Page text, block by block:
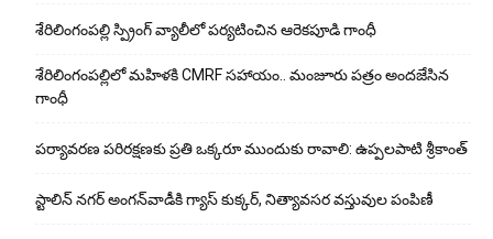
శేరిలింగంపల్లి స్ప్రింగ్ వ్యాలీలో పర్యటించిన ఆరెకపూడి గాంధీ
శేరిలింగంపల్లిలో మ‌హిళ‌కి CMRF స‌హాయం.. మంజూరు పత్రం అందజేసిన
గాంధీ
పర్యావరణ పరిరక్షణకు ప్రతి ఒక్కరూ ముందుకు రావాలి: ఉప్పలపాటి శ్రీకాంత్
స్టాలిన్ నగర్ అంగన్‌వాడీకి గ్యాస్ కుక్కర్, నిత్యావసర వస్తువుల పంపిణీ